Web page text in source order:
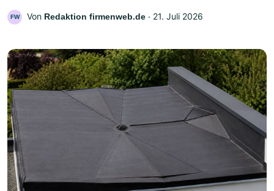
FW Von Redaktion firmenweb.de ‧ 21. Juli 2026